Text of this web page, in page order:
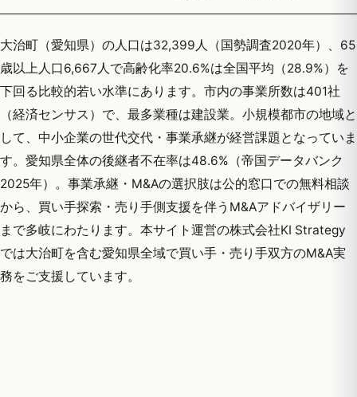
大治町（愛知県）の人口は32,399人（国勢調査2020年）、65
歳以上人口6,667人で高齢化率20.6%は全国平均（28.9%）を
下回る比較的若い水準にあります。市内の事業所数は401社
（経済センサス）で、最多業種は建設業。小規模都市の地域と
して、中小企業の世代交代・事業承継が経営課題となっていま
す。愛知県全体の後継者不在率は48.6%（帝国データバンク
2025年）。事業承継・M&Aの選択肢は公的窓口での無料相談
から、買い手探索・売り手側支援を伴うM&Aアドバイザリー
まで多岐にわたります。本サイト運営の株式会社KI Strategy
では大治町を含む愛知県全域で買い手・売り手双方のM&A実
務をご支援しています。